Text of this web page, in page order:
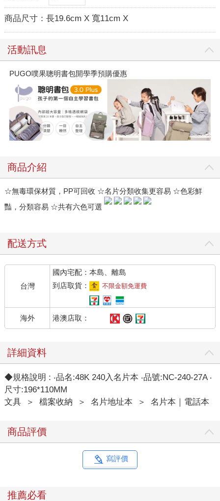
商品尺寸： 長19.6cm X 寬11cm X
活動訊息
PUGO噗果聰明書包開學季預購優惠
商品介紹
☆無毒環保材質，PP可回收 ☆名片分類收集更容易 ☆色彩鮮
豔，分類容易 ☆共有六色可選
配送方式
台灣
國內宅配：本島、離島
到店取貨：
不限金額免運費
海外 港澳店取：
詳細資料
◆規格說明 : ‧品名:48K 240入名片本 ‧品號:NC-240-27A ‧
尺寸:196*110MM
文具
＞ 檔案收納 ＞ 名片地址本 ＞ 名片本｜電話本
商品評價
寫評價
推薦必看